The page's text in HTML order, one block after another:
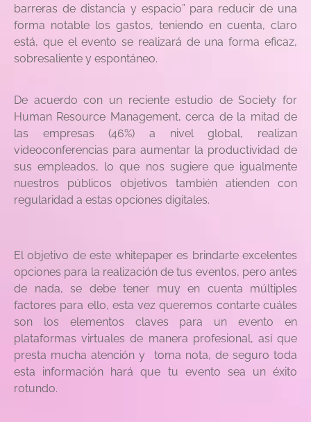
barreras de distancia y espacio” para reducir de una
forma notable los gastos, teniendo en cuenta, claro
está, que el evento se realizará de una forma eficaz,
sobresaliente y espontáneo.
De acuerdo con un reciente estudio de Society for
Human Resource Management, cerca de la mitad de
las empresas (46%) a nivel global, realizan
videoconferencias para aumentar la productividad de
sus empleados, lo que nos sugiere que igualmente
nuestros públicos objetivos también atienden con
regularidad a estas opciones digitales.
El objetivo de este whitepaper es brindarte excelentes
opciones para la realización de tus eventos, pero antes
de nada, se debe tener muy en cuenta múltiples
factores para ello, esta vez queremos contarte cuáles
son los elementos claves para un evento en
plataformas virtuales de manera profesional, así que
presta mucha atención y toma nota, de seguro toda
esta información hará que tu evento sea un éxito
rotundo.